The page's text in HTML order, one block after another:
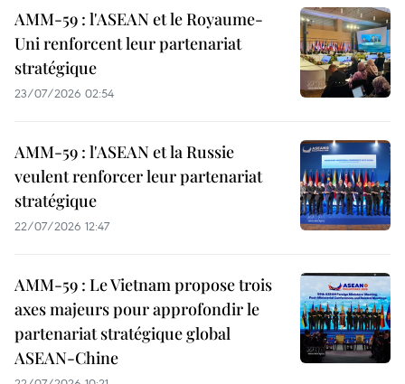
AMM-59 : l'ASEAN et le Royaume-
Uni renforcent leur partenariat
stratégique
23/07/2026 02:54
AMM-59 : l'ASEAN et la Russie
veulent renforcer leur partenariat
stratégique
22/07/2026 12:47
AMM-59 : Le Vietnam propose trois
axes majeurs pour approfondir le
partenariat stratégique global
ASEAN-Chine